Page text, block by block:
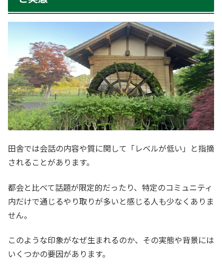
田舎では会話の内容や質に関して「レベルが低い」と指摘
されることがあります。
都会と比べて話題が限定的だったり、特定のコミュニティ
内だけで通じるやり取りが多いと感じる人も少なくありま
せん。
このような印象がなぜ生まれるのか、その実態や背景には
いくつかの要因があります。